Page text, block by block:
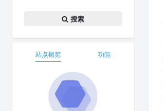
搜索
站点概览 功能